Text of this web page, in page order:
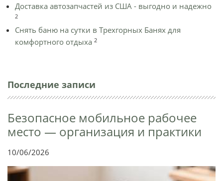
Доставка автозапчастей из США - выгодно и надежно
2
Снять баню на сутки в Трехгорных Банях для
комфортного отдыха 2
Последние записи
Безопасное мобильное рабочее
место — организация и практики
10/06/2026